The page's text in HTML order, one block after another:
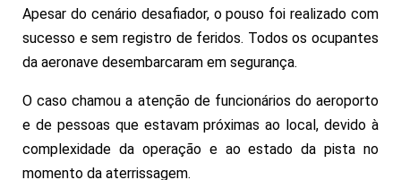
Apesar do cenário desafiador, o pouso foi realizado com
sucesso e sem registro de feridos. Todos os ocupantes
da aeronave desembarcaram em segurança.
O caso chamou a atenção de funcionários do aeroporto
e de pessoas que estavam próximas ao local, devido à
complexidade da operação e ao estado da pista no
momento da aterrissagem.